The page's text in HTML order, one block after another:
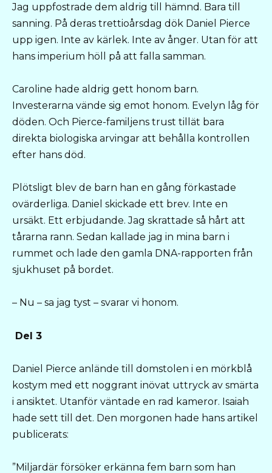
Jag uppfostrade dem aldrig till hämnd. Bara till
sanning. På deras trettioårsdag dök Daniel Pierce
upp igen. Inte av kärlek. Inte av ånger. Utan för att
hans imperium höll på att falla samman.
Caroline hade aldrig gett honom barn.
Investerarna vände sig emot honom. Evelyn låg för
döden. Och Pierce-familjens trust tillät bara
direkta biologiska arvingar att behålla kontrollen
efter hans död.
Plötsligt blev de barn han en gång förkastade
ovärderliga. Daniel skickade ett brev. Inte en
ursäkt. Ett erbjudande. Jag skrattade så hårt att
tårarna rann. Sedan kallade jag in mina barn i
rummet och lade den gamla DNA-rapporten från
sjukhuset på bordet.
– Nu – sa jag tyst – svarar vi honom.
Del 3
Daniel Pierce anlände till domstolen i en mörkblå
kostym med ett noggrant inövat uttryck av smärta
i ansiktet. Utanför väntade en rad kameror. Isaiah
hade sett till det. Den morgonen hade hans artikel
publicerats:
”Miljardär försöker erkänna fem barn som han